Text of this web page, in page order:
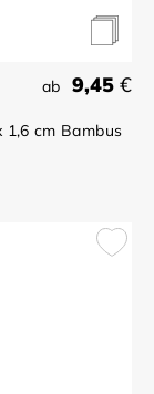
ab 9,45 €
1,6 cm Bambus